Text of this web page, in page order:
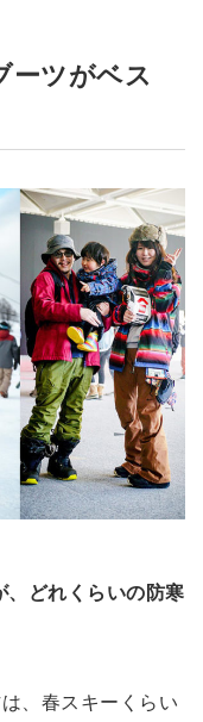
ーツがベス
どれくらいの防寒
、春スキーくらい